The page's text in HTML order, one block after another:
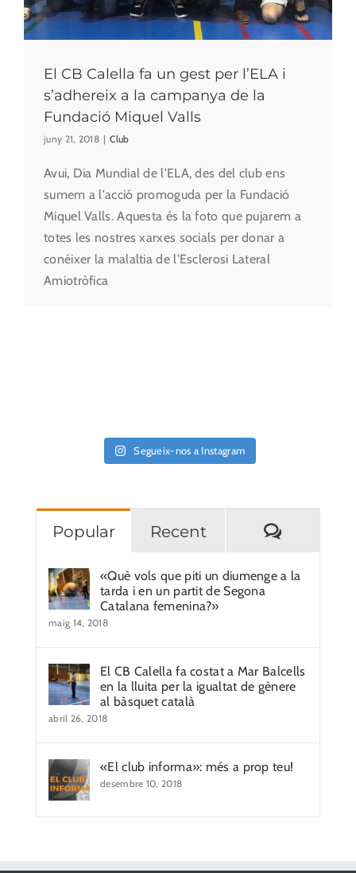
El CB Calella fa un gest per l’ELA i
s’adhereix a la campanya de la
Fundació Miquel Valls
juny 21, 2018 | Club
Avui, Dia Mundial de l'ELA, des del club ens
sumem a l'acció promoguda per la Fundació
Miquel Valls. Aquesta és la foto que pujarem a
totes les nostres xarxes socials per donar a
conéixer la malaltia de l'Esclerosi Lateral
Amiotròfica
Segueix-nos a Instagram
Popular Recent
«Què vols que piti un diumenge a la
tarda i en un partit de Segona
Catalana femenina?»
maig 14, 2018
El CB Calella fa costat a Mar Balcells
en la lluita per la igualtat de gènere
al bàsquet català
abril 26, 2018
«El club informa»: més a prop teu!
desembre 10, 2018